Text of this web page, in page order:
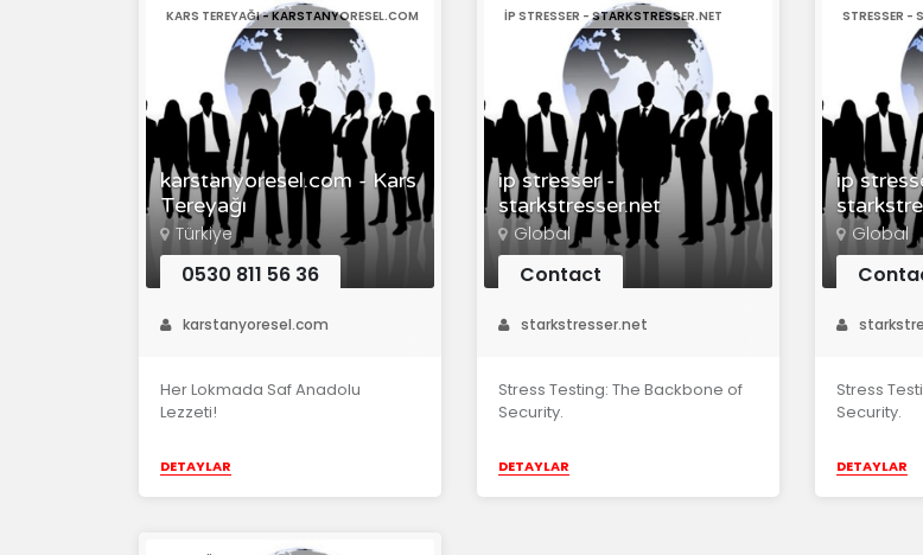
karstanyoresel.com - Kars
Tereyağı
KARS TEREYAĞI - KARSTANYORESEL.COM
Türkiye
0530 811 56 36
karstanyoresel.com
Her Lokmada Saf Anadolu
Lezzeti!
DETAYLAR
ip stresser -
starkstresser.net
IP STRESSER - STARKSTRESSER.NET
Global
Contact
starkstresser.net
Stress Testing: The Backbone of
Security.
DETAYLAR
ip
STRESSER -
Global
Stress
Security.
DETAYLAR